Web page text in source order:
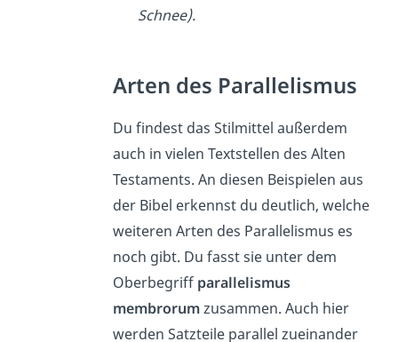
Schnee).
Arten des Parallelismus
Du findest das Stilmittel außerdem
auch in vielen Textstellen des Alten
Testaments. An diesen Beispielen aus
der Bibel erkennst du deutlich, welche
weiteren Arten des Parallelismus es
noch gibt. Du fasst sie unter dem
Oberbegriff parallelismus
membrorumzusammen. Auch hier
werden Satzteile parallel zueinander